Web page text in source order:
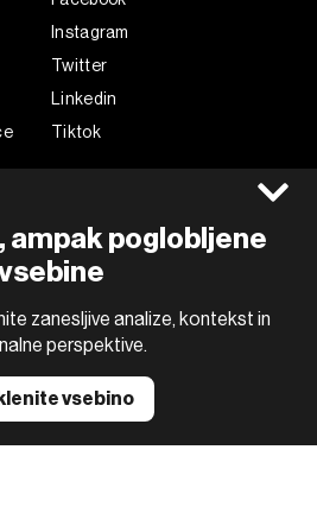
ampak poglobljene
zanesljive analize, kontekst in
perspektive.
vsebino
Instagram
Twitter
Linkedin
Tiktok
trademarks and service marks of
subsidiaries, displayed with permission
is a Mtel Swiss SA Property